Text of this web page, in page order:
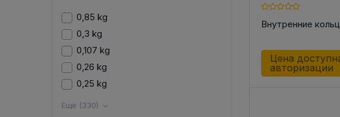
0,85 kg
0,3 kg
0,107 kg
0,26 kg
0,25 kg
Ещё (330)
Внутренние
Цена
авторизации